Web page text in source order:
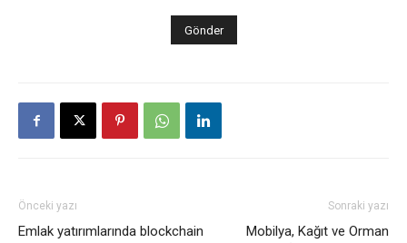
Önceki yazı
Emlak yatırımlarında blockchain
Sonraki yazı
Mobilya, Kağıt ve Orman